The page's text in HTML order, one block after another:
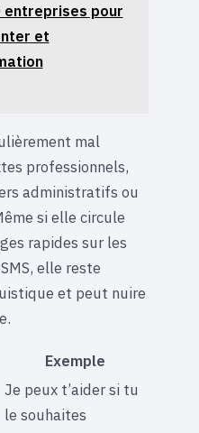
entreprises pour
et
mal
professionnels,
administratifs ou
si elle circule
rapides sur les
elle reste
et peut nuire
Exemple
Je peux t’aider si tu
le souhaites